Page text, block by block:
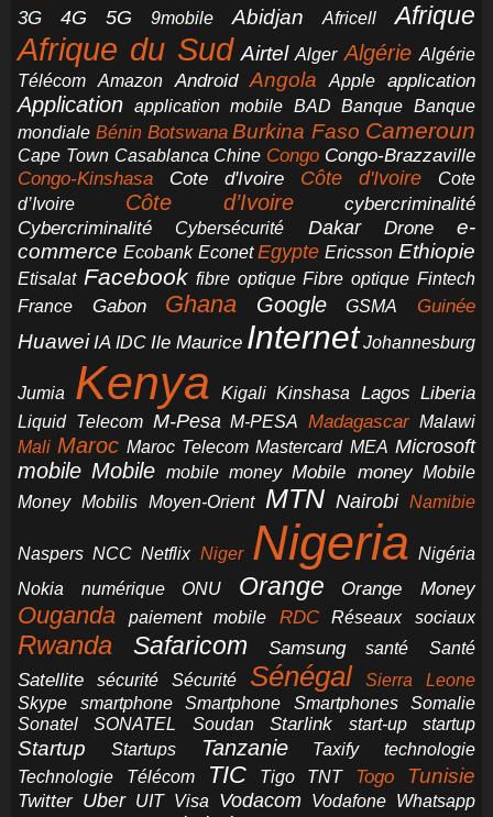
3G 4G 5G 9mobile Abidjan Africell Afrique
Afrique du Sud Airtel Alger Algérie Algérie
Télécom
Amazon Android Angola Apple application
Application application mobile BAD Banque Banque
mondiale Bénin Botswana Burkina Faso Cameroun
Cape Town Casablanca Chine Congo Congo-Brazzaville
Congo-Kinshasa Cote d'Ivoire Côte d'Ivoire
Cote
d’Ivoire
Côte d’Ivoire
cybercriminalité
Cybercriminalité
Cybersécurité Dakar Drone
e-
commerce Ecobank Econet Egypte Ericsson Ethiopie
Etisalat Facebook fibre optique Fibre optique Fintech
France
Gabon Ghana Google GSMA Guinée
Huawei IA IDC Ile Maurice Internet Johannesburg
Jumia Kenya Kigali Kinshasa Lagos Liberia
Liquid Telecom M-Pesa M-PESA Madagascar Malawi
Mali Maroc Maroc Telecom Mastercard MEA Microsoft
mobile Mobile mobile money Mobile money Mobile
Money Mobilis Moyen-Orient MTN Nairobi Namibie
Naspers NCC Netflix Niger Nigeria Nigéria
Nokia
numérique ONU Orange Orange Money
Ouganda paiement mobile RDC Réseaux sociaux
Rwanda Safaricom Samsung santé Santé
Satellite sécurité Sécurité Sénégal
Sierra Leone
Skype
smartphone Smartphone Smartphones
Somalie
Sonatel
SONATEL Soudan Starlink start-up startup
Startup Startups Tanzanie Taxify
technologie
Technologie
Télécom TIC Tigo TNT Togo Tunisie
Twitter Uber UIT Visa Vodacom Vodafone Whatsapp